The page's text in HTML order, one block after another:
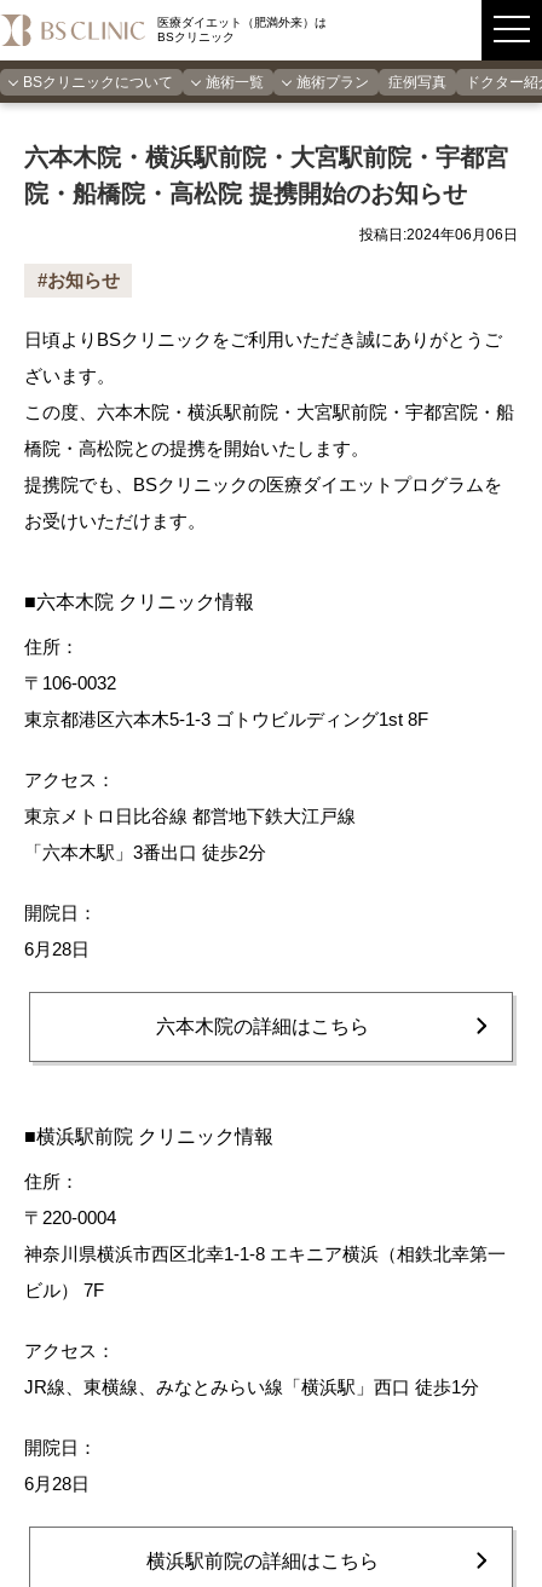
医療ダイエット（肥満外来）は
BSクリニック
BSクリニックについて 施術一覧 施術プラン 症例写真 ドクター紹
六本木院・横浜駅前院・大宮駅前院・宇都宮
院・船橋院・高松院 提携開始のお知らせ
投稿日:2024年06月06日
#お知らせ
日頃よりBSクリニックをご利用いただき誠にありがとうご
ざいます。
この度、六本木院・横浜駅前院・大宮駅前院・宇都宮院・船
橋院・高松院との提携を開始いたします。
提携院でも、BSクリニックの医療ダイエットプログラムを
お受けいただけます。
■六本木院 クリニック情報
住所：
〒106-0032
東京都港区六本木5-1-3 ゴトウビルディング1st 8F
アクセス：
東京メトロ日比谷線 都営地下鉄大江戸線
「六本木駅」3番出口 徒歩2分
開院日：
6月28日
六本木院の詳細はこちら
■横浜駅前院 クリニック情報
住所：
〒220-0004
神奈川県横浜市西区北幸1-1-8 エキニア横浜（相鉄北幸第一
ビル） 7F
アクセス：
JR線、東横線、みなとみらい線「横浜駅」西口 徒歩1分
開院日：
6月28日
横浜駅前院の詳細はこちら